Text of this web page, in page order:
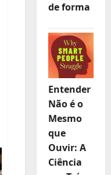
de forma
Entender
Não é o
Mesmo
que
Ouvir: A
Ciência